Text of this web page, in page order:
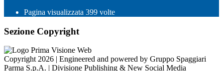
Pagina visualizzata 399 volte
Sezione Copyright
Copyright 2026 | Engineered and powered by Gruppo Spaggiari
Parma S.p.A. | Divisione Publishing & New Social Media